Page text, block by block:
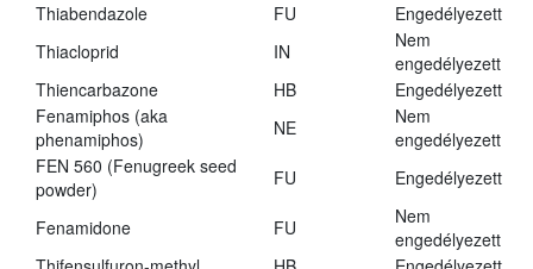
Thiabendazole
FU
Engedélyezett
Thiacloprid
IN
Nem
engedélyezett
Thiencarbazone
HB
Engedélyezett
Fenamiphos (aka
phenamiphos)
NE
Nem
engedélyezett
FEN 560 (Fenugreek seed
powder)
FU Engedélyezett
Fenamidone FU
Nem
engedélyezett